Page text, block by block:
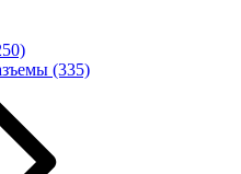
(335)